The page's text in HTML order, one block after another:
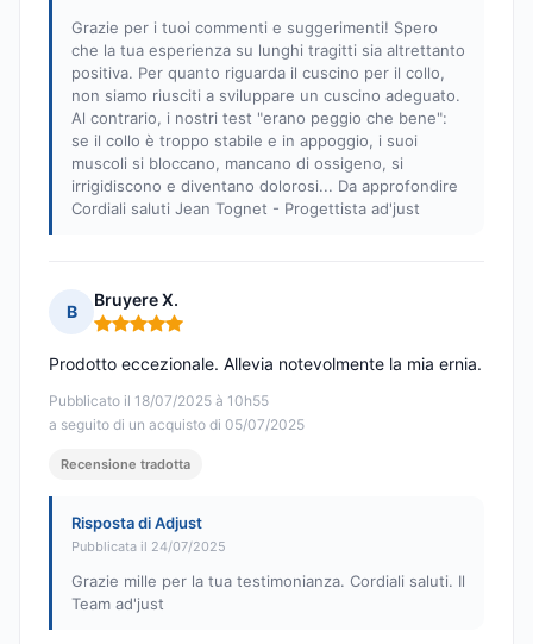
Grazie per i tuoi commenti e suggerimenti! Spero
che la tua esperienza su lunghi tragitti sia altrettanto
positiva. Per quanto riguarda il cuscino per il collo,
non siamo riusciti a sviluppare un cuscino adeguato.
Al contrario, i nostri test "erano peggio che bene":
se il collo è troppo stabile e in appoggio, i suoi
muscoli si bloccano, mancano di ossigeno, si
irrigidiscono e diventano dolorosi... Da approfondire
Cordiali saluti Jean Tognet - Progettista ad'just
B
Bruyere X.
Nota: 5 su 5
Pubblicato il 18/07/2025 à 10h55
a seguito di un acquisto di 05/07/2025
Prodotto eccezionale. Allevia notevolmente la mia ernia.
Recensione tradotta
Risposta di Adjust
Pubblicata il 24/07/2025
Grazie mille per la tua testimonianza. Cordiali saluti. Il
Team ad'just